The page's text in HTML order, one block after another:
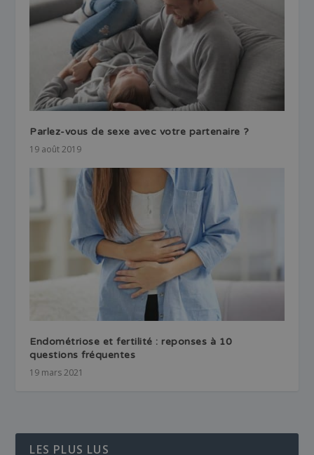
Parlez-vous de sexe avec votre partenaire ?
19 août 2019
Endométriose et fertilité : reponses à 10
questions fréquentes
19 mars 2021
LES PLUS LUS